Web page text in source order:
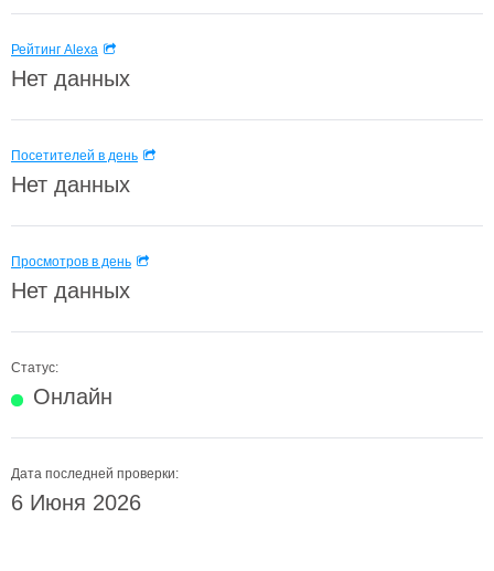
Рейтинг Alexa
Нет данных
Посетителей в день
Нет данных
Просмотров в день
Нет данных
Статус:
Онлайн
Дата последней проверки:
6 Июня 2026